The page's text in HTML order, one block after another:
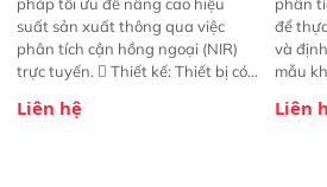
suất sản xuất thông qua việc
phân tích cận hồng ngoại (NIR)
trực tuyến.  Thiết kế: Thiết bị có
hỗ trợ tản nhiệt tăng cường và đã
Liên hệ
để
và
mẫu
này
Liên